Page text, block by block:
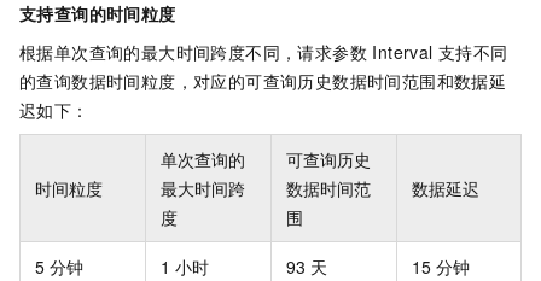
支持查询的时间粒度
根据单次查询的最大时间跨度不同，请求参数 Interval 支持不同
的查询数据时间粒度，对应的可查询历史数据时间范围和数据延
迟如下：
时间粒度
单次查询的
最大时间跨
度
可查询历史
数据时间范
围
数据延迟
5 分钟 1 小时 93 天 15 分钟